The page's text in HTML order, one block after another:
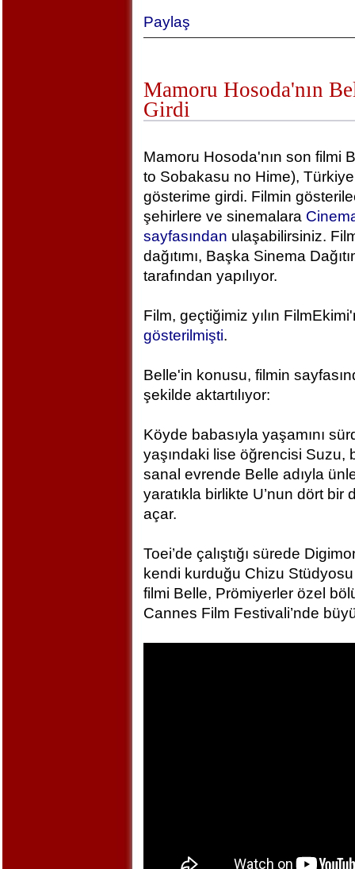
Paylaş
Mamoru Hosoda'nın
Girdi
Mamoru Hosoda'nın son filmi
to Sobakasu no Hime),
gösterime girdi. Filmin
şehirlere ve sinemalara
sayfasından ulaşabilirsiniz.
dağıtımı, Başka Sinema
tarafından yapılıyor.
Film, geçtiğimiz yılın
gösterilmişti.
Belle'in konusu, filmin
şekilde aktartılıyor:
Köyde babasıyla yaşamını
yaşındaki lise öğrencisi Suzu,
sanal evrende Belle adıyla
yaratıkla birlikte U’nun dört
açar.
Toei’de çalıştığı sürede
kendi kurduğu Chizu
filmi Belle, Prömiyerler özel
Cannes Film Festivali’nde